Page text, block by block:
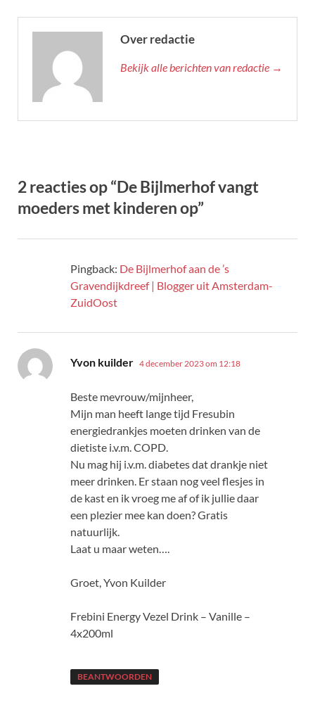
Over redactie
Bekijk alle berichten van redactie →
2 reacties op “De Bijlmerhof vangt
moeders met kinderen op”
Pingback: De Bijlmerhof aan de ’s
Gravendijkdreef | Blogger uit Amsterdam-
ZuidOost
Yvon kuilder schreef:
4 december 2023 om 12:18
Beste mevrouw/mijnheer,
Mijn man heeft lange tijd Fresubin
energiedrankjes moeten drinken van de
dietiste i.v.m. COPD.
Nu mag hij i.v.m. diabetes dat drankje niet
meer drinken. Er staan nog veel flesjes in
de kast en ik vroeg me af of ik jullie daar
een plezier mee kan doen? Gratis
natuurlijk.
Laat u maar weten….
Groet, Yvon Kuilder
Frebini Energy Vezel Drink – Vanille –
4x200ml
BEANTWOORDEN